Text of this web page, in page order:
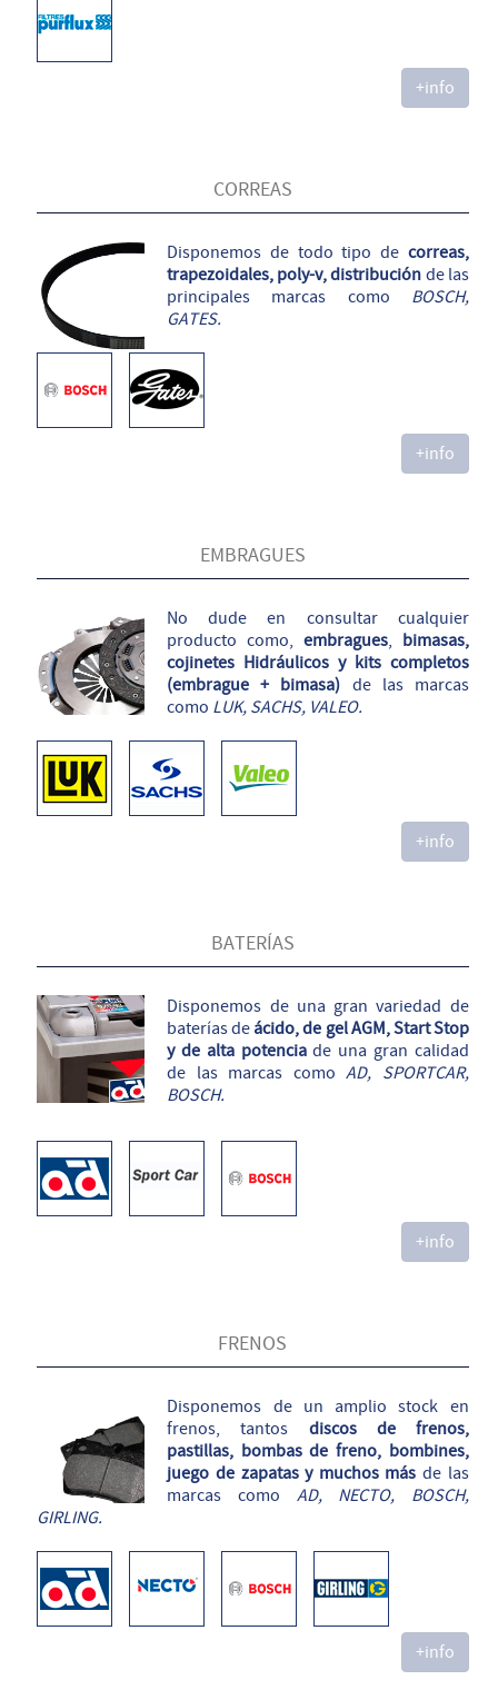
+info
CORREAS
Disponemos de todo tipo de correas,
trapezoidales, poly-v, distribución de las
principales marcas como BOSCH,
GATES.
+info
EMBRAGUES
No dude en consultar cualquier
producto como, embragues, bimasas,
cojinetes Hidráulicos y kits completos
(embrague + bimasa) de las marcas
como LUK, SACHS, VALEO.
+info
BATERÍAS
Disponemos de una gran variedad de
baterías de ácido, de gel AGM, Start Stop
y de alta potenciade una gran calidad
de las marcas comoAD, SPORTCAR,
BOSCH.
+info
FRENOS
Disponemos de un amplio stock en
frenos, tantos discos de frenos,
pastillas, bombas de freno, bombines,
juego de zapatas y muchos másde las
marcas como AD, NECTO, BOSCH,
GIRLING.
+info